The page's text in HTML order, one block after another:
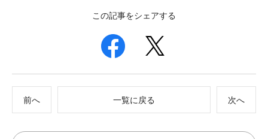
この記事をシェアする
前へ 一覧に戻る 次へ